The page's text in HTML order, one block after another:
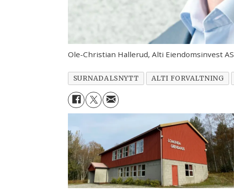
Ole-Christian Hallerud, Alti Eiendomsinvest AS
SURNADALSNYTT ALTI FORVALTNING